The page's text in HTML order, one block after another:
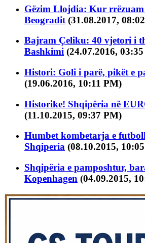
Gëzim Llojdia: Kur
Beogradit (31.08.2017,
Bajram Çeliku: 40 vjetori i
Bashkimi (24.07.2016,
Histori: Goli i parë, pikët e
(19.06.2016, 10:11 PM)
Historike! Shqipëria në
(11.10.2015, 09:37 PM)
Humbet kombetarja e
Shqiperia (08.10.2015,
Shqipëria e pamposhtur,
Kopenhagen (04.09.2015,